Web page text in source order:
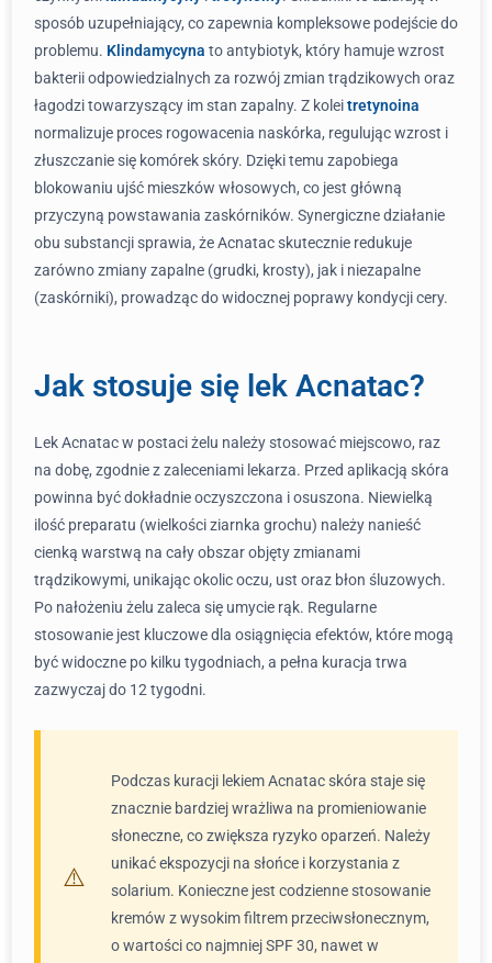
sposób uzupełniający, co zapewnia kompleksowe podejście do
problemu. Klindamycyna to antybiotyk, który hamuje wzrost
bakterii odpowiedzialnych za rozwój zmian trądzikowych oraz
łagodzi towarzyszący im stan zapalny. Z koleitretynoina
normalizuje proces rogowacenia naskórka, regulując wzrost i
złuszczanie się komórek skóry. Dzięki temu zapobiega
blokowaniu ujść mieszków włosowych, co jest główną
przyczyną powstawania zaskórników. Synergiczne działanie
obu substancji sprawia, że Acnatac skutecznie redukuje
zarówno zmiany zapalne (grudki, krosty), jak i niezapalne
(zaskórniki), prowadząc do widocznej poprawy kondycji cery.
Jak stosuje się lek Acnatac?
Lek Acnatac w postaci żelu należy stosować miejscowo, raz
na dobę, zgodnie z zaleceniami lekarza. Przed aplikacją skóra
powinna być dokładnie oczyszczona i osuszona. Niewielką
ilość preparatu (wielkości ziarnka grochu) należy nanieść
cienką warstwą na cały obszar objęty zmianami
trądzikowymi, unikając okolic oczu, ust oraz błon śluzowych.
Po nałożeniu żelu zaleca się umycie rąk. Regularne
stosowanie jest kluczowe dla osiągnięcia efektów, które mogą
być widoczne po kilku tygodniach, a pełna kuracja trwa
zazwyczaj do 12 tygodni.
Podczas kuracji lekiem Acnatac skóra staje się
znacznie bardziej wrażliwa na promieniowanie
słoneczne, co zwiększa ryzyko oparzeń. Należy
unikać ekspozycji na słońce i korzystania z
solarium. Konieczne jest codzienne stosowanie
kremów z wysokim filtrem przeciwsłonecznym,
o wartości co najmniej SPF 30, nawet w